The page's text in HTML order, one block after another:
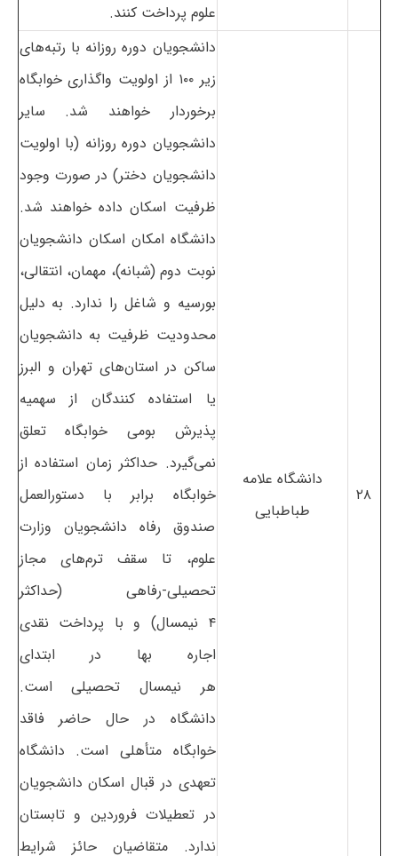
علوم پرداخت کنند.
۲۸
دانشگاه علامه
طباطبایی
دانشجویان دوره روزانه با رتبه‌های
زیر ۱۰۰ از اولویت واگذاری خوابگاه
برخوردار خواهند شد. سایر
دانشجویان دوره روزانه (با اولویت
دانشجویان دختر) در صورت وجود
ظرفیت اسکان داده خواهند شد.
دانشگاه امکان اسکان دانشجویان
نوبت دوم (شبانه)، مهمان، انتقالی،
بورسیه و شاغل را ندارد. به دلیل
محدودیت ظرفیت به دانشجویان
ساکن در استان‌های تهران و البرز
یا استفاده کنندگان از سهمیه
پذیرش بومی خوابگاه تعلق
نمی‌گیرد. حداکثر زمان استفاده از
خوابگاه برابر با دستورالعمل
صندوق رفاه دانشجویان وزارت
علوم، تا سقف ترم‌های مجاز
تحصیلی-رفاهی (حداکثر
۴ نیمسال) و با پرداخت نقدی
اجاره بها در ابتدای
هر نیمسال تحصیلی است.
دانشگاه در حال حاضر فاقد
خوابگاه متأهلی است. دانشگاه
تعهدی در قبال اسکان دانشجویان
در تعطیلات فروردین و تابستان
ندارد. متقاضیان حائز شرایط